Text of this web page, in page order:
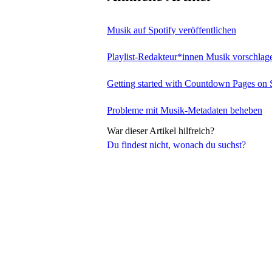
Du findest nicht, wonach du suchst?
Musik auf Spotify veröffentlichen
Playlist-Redakteur*innen Musik
Getting started with Countdown Pages on
Probleme mit Musik-Metadaten beheben
War dieser Artikel hilfreich?